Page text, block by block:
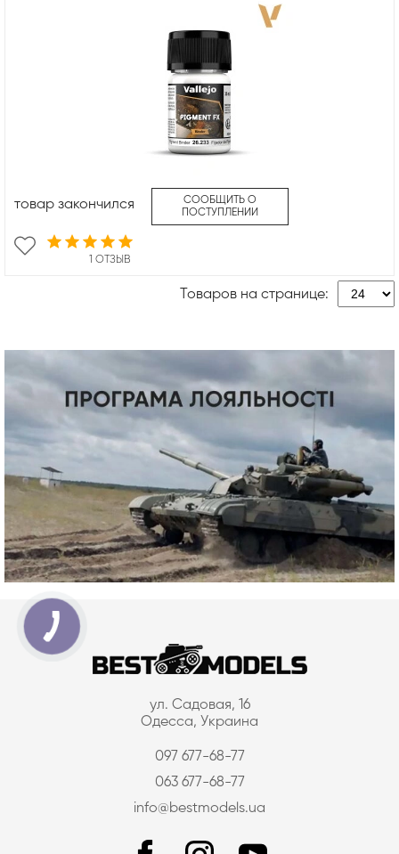
1 ОТЗЫВ
товар закончился
СООБЩИТЬ О
ПОСТУПЛЕНИИ
Товаров на странице:
ул. Садовая, 16
Одесса, Украина
097 677-68-77
063 677-68-77
info@bestmodels.ua